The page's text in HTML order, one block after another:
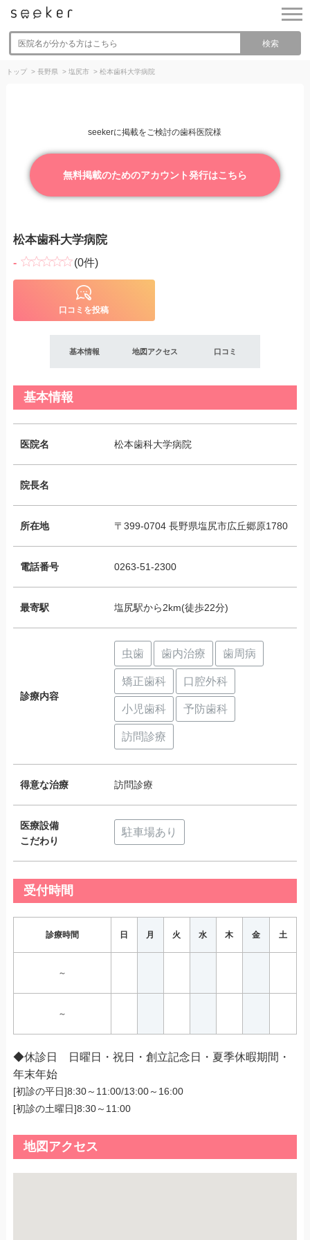
検索
トップ > 長野県 > 塩尻市 > 松本歯科大学病院
seekerに掲載をご検討の歯科医院様
無料掲載のためのアカウント発行はこちら
松本歯科大学病院
- (0件)
口コミを投稿
基本情報 地図アクセス 口コミ
基本情報
医院名 松本歯科大学病院
院長名
所在地 〒399-0704 長野県塩尻市広丘郷原1780
電話番号 0263-51-2300
最寄駅 塩尻駅から2km(徒歩22分)
診療内容
虫歯 歯内治療 歯周病
矯正歯科 口腔外科
小児歯科 予防歯科
訪問診療
得意な治療 訪問診療
医療設備
こだわり
駐車場あり
受付時間
診療時間 日 月 火 水 木 金 土
～
～
◆休診日 日曜日・祝日・創立記念日・夏季休暇期間・
年末年始
[初診の平日]8:30～11:00/13:00～16:00
[初診の土曜日]8:30～11:00
地図アクセス